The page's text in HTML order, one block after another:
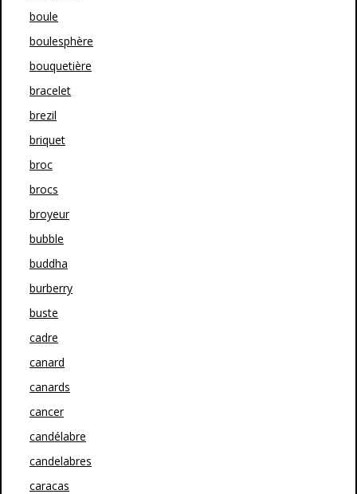
boule
boulesphère
bouquetière
bracelet
brezil
briquet
broc
brocs
broyeur
bubble
buddha
burberry
buste
cadre
canard
canards
cancer
candélabre
candelabres
caracas